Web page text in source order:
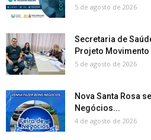
5 de agosto de 2026
Secretaria de
Projeto
5 de agosto de 2026
Nova Santa Rosa
Negócios...
4 de agosto de 2026